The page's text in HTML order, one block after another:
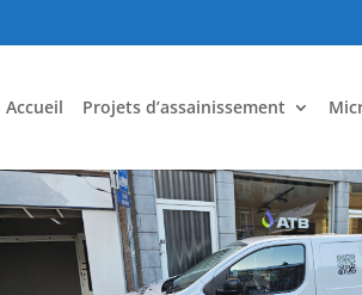
Accueil Projets d’assainissement